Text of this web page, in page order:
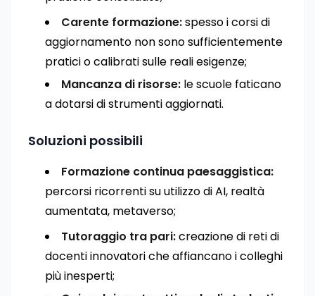
Carente formazione:spesso i corsi di
aggiornamento non sono sufficientemente
pratici o calibrati sulle reali esigenze;
Mancanza di risorse: le scuole faticano
a dotarsi di strumenti aggiornati.
Soluzioni possibili
Formazione continua paesaggistica:
percorsi ricorrenti su utilizzo di AI, realtà
aumentata, metaverso;
Tutoraggio tra pari:creazione di reti di
docenti innovatori che affiancano i colleghi
più inesperti;